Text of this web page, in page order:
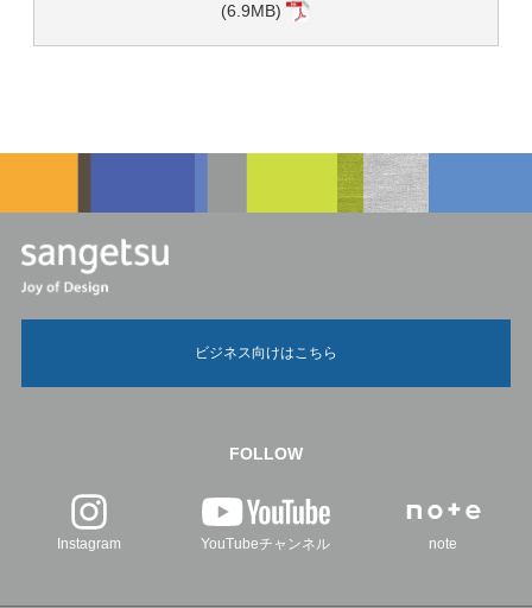
(6.9MB)
ビジネス向けはこちら
FOLLOW
Instagram YouTubeチャンネル note